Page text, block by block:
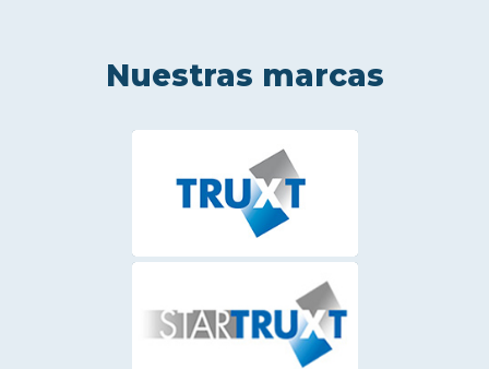
Nuestras marcas